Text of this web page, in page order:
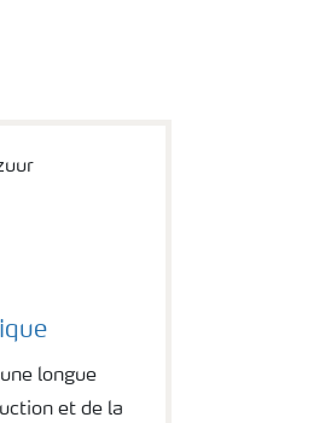
longue
et de la